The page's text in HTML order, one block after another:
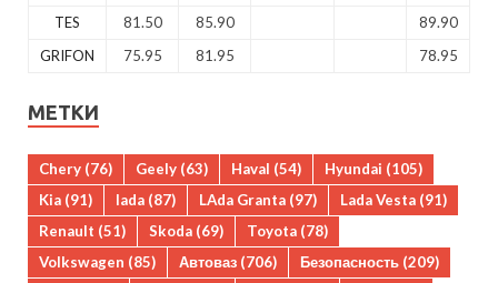
TES
81.50 85.90
89.90
GRIFON
75.95 81.95 78.95
МЕТКИ
Chery (76) Geely (63) Haval (54) Hyundai (105)
Kia (91) lada (87) LAda Granta (97) Lada Vesta (91)
Renault (51) Skoda (69) Toyota (78)
Volkswagen (85) Автоваз (706) Безопасность (209)